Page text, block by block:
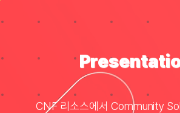
CNF 리소스에서 Community